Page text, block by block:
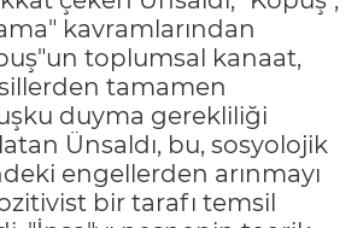
kavramlarından
toplumsal kanaat,
tamamen
duyma gerekliliği
Ünsaldı, bu, sosyolojik
engellerden arınmayı
bir tarafı temsil